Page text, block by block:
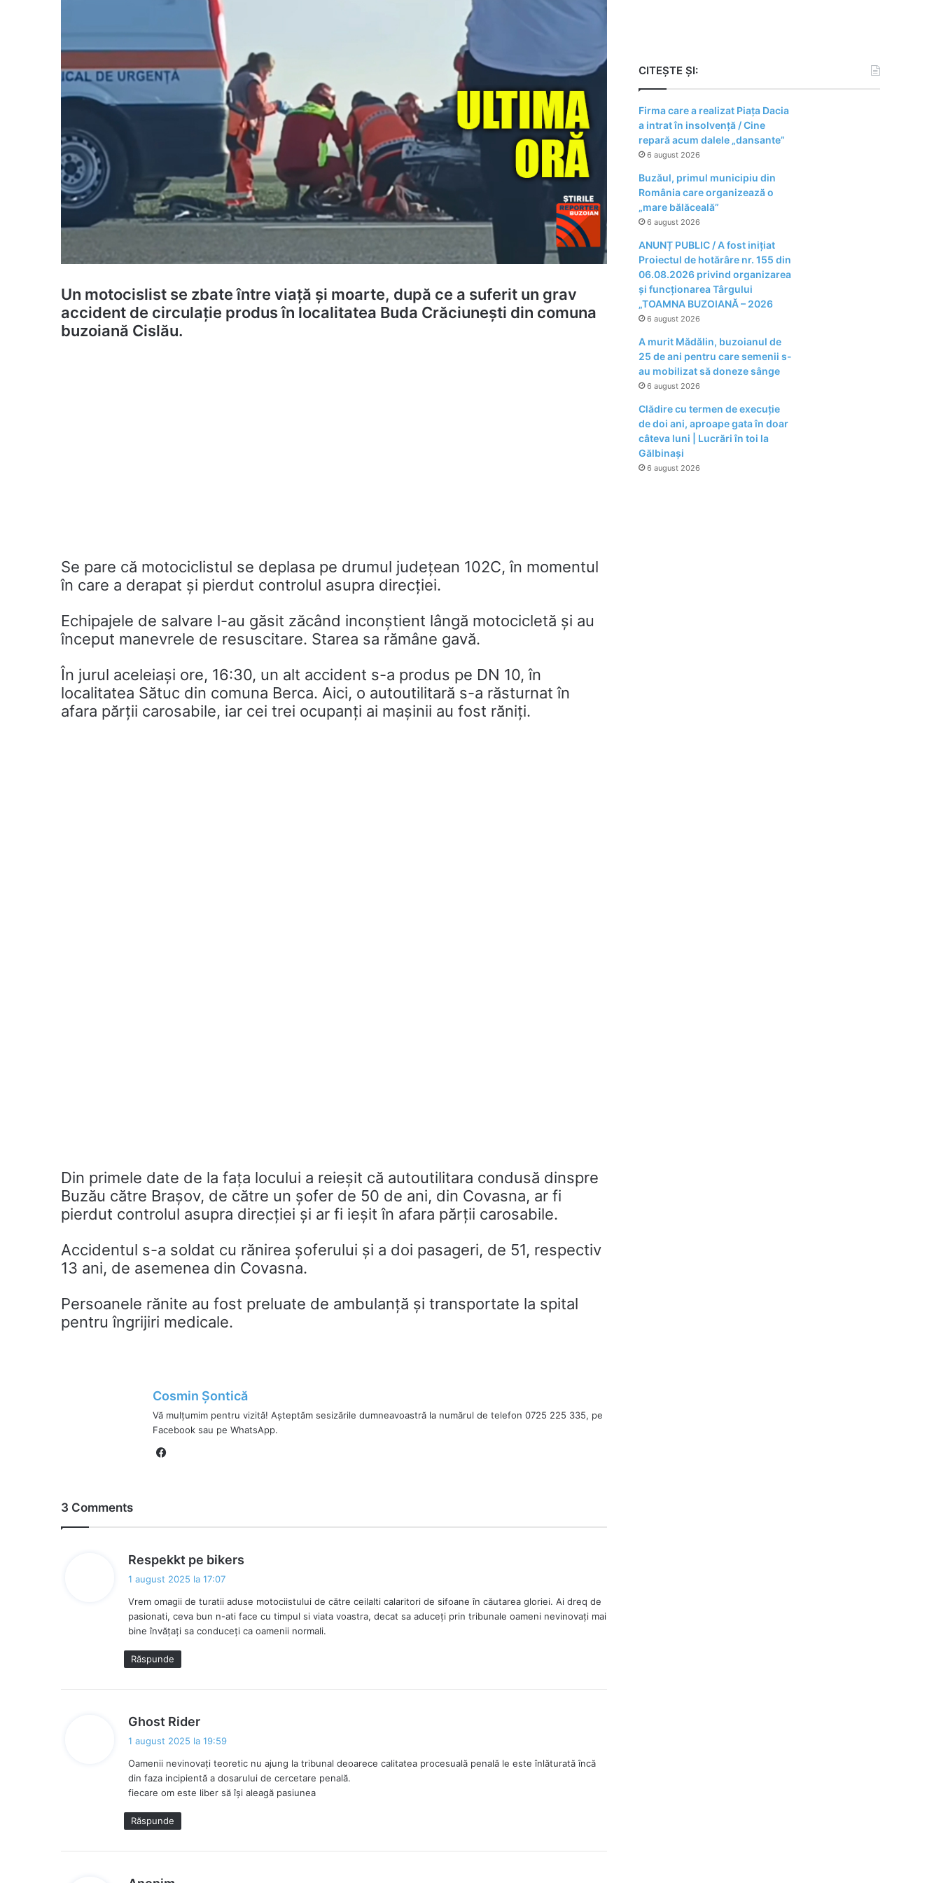
Un motocislist se zbate între viață și moarte, după ce a suferit un grav
accident de circulație produs în localitatea Buda Crăciunești din comuna
buzoiană Cislău.
Se pare că motociclistul se deplasa pe drumul județean 102C, în momentul
în care a derapat și pierdut controlul asupra direcției.
Echipajele de salvare l-au găsit zăcând inconștient lângă motocicletă și au
început manevrele de resuscitare. Starea sa rămâne gavă.
În jurul aceleiași ore, 16:30, un alt accident s-a produs pe DN 10, în
localitatea Sătuc din comuna Berca. Aici, o autoutilitară s-a răsturnat în
afara părții carosabile, iar cei trei ocupanți ai mașinii au fost răniți.
Din primele date de la fața locului a reieșit că autoutilitara condusă dinspre
Buzău către Brașov, de către un șofer de 50 de ani, din Covasna, ar fi
pierdut controlul asupra direcției și ar fi ieșit în afara părții carosabile.
Accidentul s-a soldat cu rănirea șoferului și a doi pasageri, de 51, respectiv
13 ani, de asemenea din Covasna.
Persoanele rănite au fost preluate de ambulanță și transportate la spital
pentru îngrijiri medicale.
Cosmin Șontică
Vă mulțumim pentru vizită! Așteptăm sesizările dumneavoastră la numărul de telefon 0725 225 335, pe
Facebook sau pe WhatsApp.
3 Comments
Respekkt pe bikers
n
e
:
1 august 2025 la 17:07
Vrem omagii de turatii aduse motociistului de către ceilalti calaritori de sifoane în căutarea gloriei. Ai dreq de
pasionati, ceva bun n-ati face cu timpul si viata voastra, decat sa aduceți prin tribunale oameni nevinovați mai
bine învățați sa conduceți ca oamenii normali.
Răspunde
Ghost Rider
n
e
:
1 august 2025 la 19:59
Oamenii nevinovați teoretic nu ajung la tribunal deoarece calitatea procesuală penală le este înlăturată încă
din faza incipientă a dosarului de cercetare penală.
fiecare om este liber să își aleagă pasiunea
Răspunde
CITEȘTE ȘI:
Firma care a realizat Piața Dacia
a intrat în insolvență / Cine
repară acum dalele „dansante”
6 august 2026
Buzăul, primul municipiu din
România care organizează o
„mare bălăceală”
6 august 2026
ANUNȚ PUBLIC / A fost inițiat
Proiectul de hotărâre nr. 155 din
06.08.2026 privind organizarea
şi funcţionarea Târgului
„TOAMNA BUZOIANĂ – 2026
6 august 2026
A murit Mădălin, buzoianul de
25 de ani pentru care semenii s-
au mobilizat să doneze sânge
6 august 2026
Clădire cu termen de execuție
de doi ani, aproape gata în doar
câteva luni | Lucrări în toi la
Gălbinași
6 august 2026